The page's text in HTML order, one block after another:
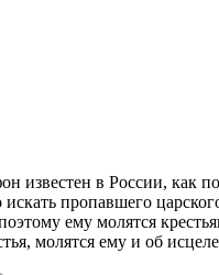
известен в России, как
пропавшего
ему молятся
молятся ему и об